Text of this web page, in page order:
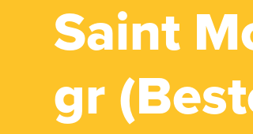
Saint
gr